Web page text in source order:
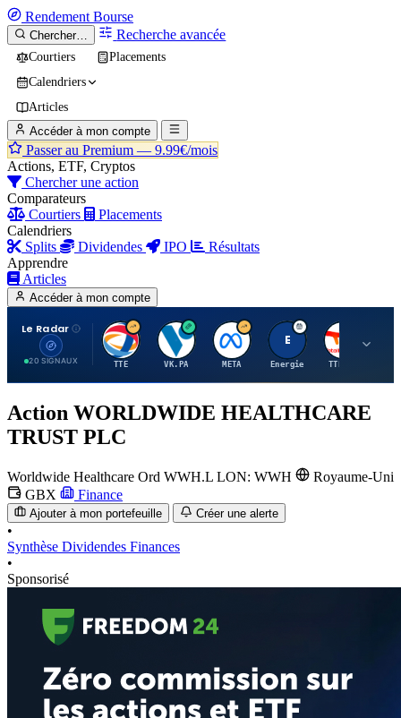
Rendement Bourse
Chercher… Recherche avancée
Courtiers
Placements
Calendriers
Articles
Accéder à mon compte
Passer au Premium — 9.99€/mois
Actions, ETF, Cryptos
Chercher une action
Comparateurs
Courtiers
Placements
Calendriers
Splits
Dividendes IPO
Résultats
Apprendre
Articles
Accéder à mon compte
Le Radar
20 SIGNAUX
T
TTE
V
VK.PA
M
META
E
Energie
T
TTE.PA
Action WORLDWIDE HEALTHCARE
TRUST PLC
Worldwide Healthcare Ord WWH.L LON: WWH
Royaume-Uni
GBX
Finance
Ajouter à mon portefeuille Créer une alerte
•
Synthèse Dividendes Finances
•
Sponsorisé